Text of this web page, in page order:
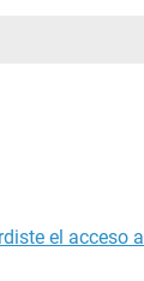
el acceso a